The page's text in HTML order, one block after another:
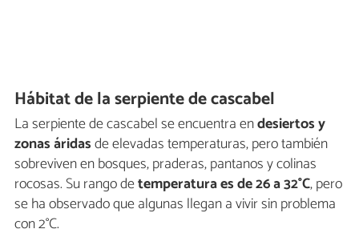
Hábitat de la serpiente de cascabel
La serpiente de cascabel se encuentra endesiertos y
zonas áridasde elevadas temperaturas, pero también
sobreviven en bosques, praderas, pantanos y colinas
rocosas. Su rango detemperatura es de 26 a32°C, pero
se ha observado que algunas llegan a vivir sin problema
con 2°C.